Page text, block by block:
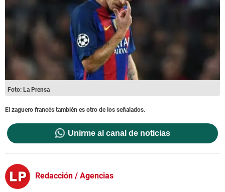
Foto: La Prensa
El zaguero francés también es otro de los señalados.
Unirme al canal de noticias
Redacción / Agencias